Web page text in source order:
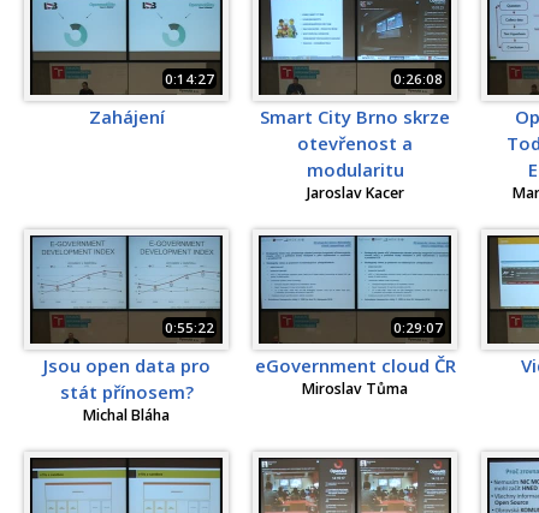
0:14:27
Zahájení
0:26:08
Smart City Brno skrze
otevřenost a
modularitu
Jaroslav Kacer
0:55:22
Jsou open data pro
stát přínosem?
Michal Bláha
0:29:07
eGovernment cloud ČR
Miroslav Tůma